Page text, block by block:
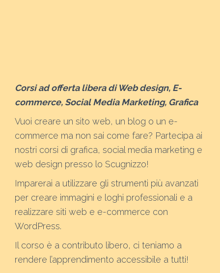
Corsi ad offerta libera di Web design, E-
commerce, Social Media Marketing, Grafica
Vuoi creare un sito web, un blog o un e-
commerce ma non sai come fare? Partecipa ai
nostri corsi di grafica, social media marketing e
web design presso lo Scugnizzo!
Imparerai a utilizzare gli strumenti più avanzati
per creare immagini e loghi professionali e a
realizzare siti web e e-commerce con
WordPress.
Il corso è a contributo libero, ci teniamo a
rendere l’apprendimento accessibile a tutti!